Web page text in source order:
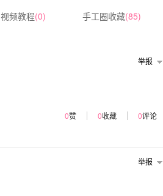
视频教程(0) 手工圈收藏(85)
0赞 0收藏 0评论
举报
举报